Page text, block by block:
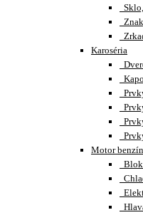
Karoséria
Motor